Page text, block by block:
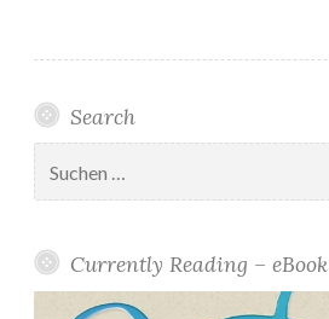
Search
nach:
Currently Reading – eBook